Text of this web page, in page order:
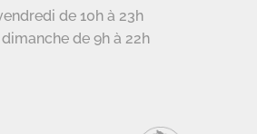
de 10h à 23h
de 9h à 22h